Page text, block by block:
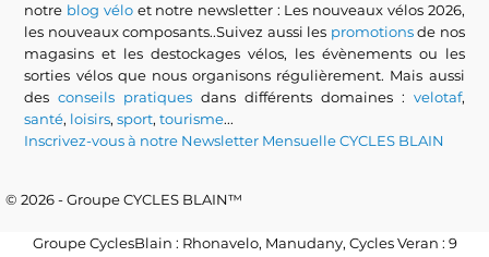
notre blog véloet notre newsletter : Les nouveaux vélos 2026,
les nouveaux composants..Suivez aussi les promotionsde nos
magasins et les destockages vélos, les évènements ou les
sorties vélos que nous organisons régulièrement. Mais aussi
desconseils pratiques dans différents domaines : velotaf,
santé, loisirs,sport,tourisme...
Inscrivez-vous à notre Newsletter Mensuelle CYCLES BLAIN
© 2026 - Groupe CYCLES BLAIN™
Groupe CyclesBlain : Rhonavelo, Manudany, Cycles Veran : 9